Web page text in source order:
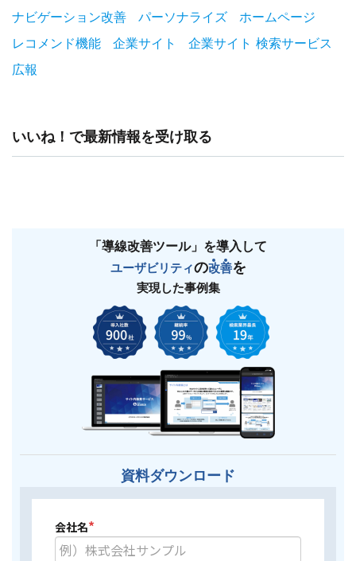
ナビゲーション改善
パーソナライズ
ホームページ
レコメンド機能
企業サイト
企業サイト 検索サービス
広報
いいね！で最新情報を受け取る
「導線改善ツール」を導入して
ユーザビリティの改善を
実現した事例集
資料ダウンロード
会社名*